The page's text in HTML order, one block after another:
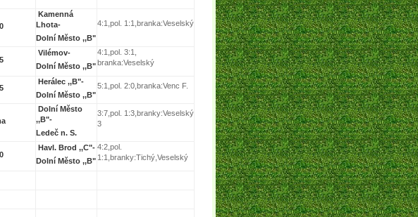
Kamenná
Lhota-
Dolní Město ,,B"
4:1,pol. 1:1,branka:Veselský
Vilémov-
Dolní Město ,,B"
4:1,pol. 3:1,
branka:Veselský
Herálec ,,B"-
Dolní Město ,,B"
5:1,pol. 2:0,branka:Venc F.
Dolní Město
,,B"-
Ledeč n. S.
3:7,pol. 1:3,branky:Veselský
3
Havl. Brod ,,C"-
Dolní Město ,,B"
4:2,pol.
1:1,branky:Tichý,Veselský